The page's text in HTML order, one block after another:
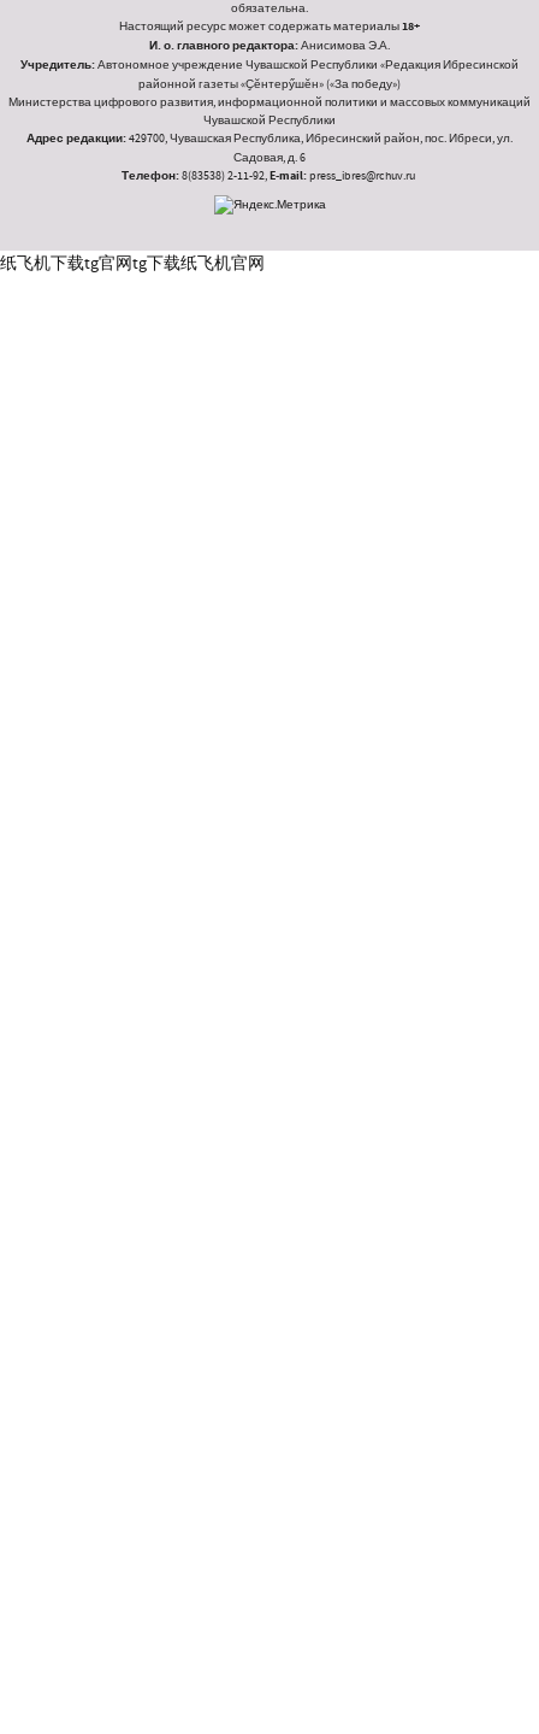
обязательна.
Настоящий ресурс может содержать материалы18+
И. о. главного редактора:Анисимова Э.А.
Учредитель:Автономное учреждение Чувашской Республики «Редакция Ибресинской
районной газеты «Ҫӗнтерӳшӗн» («За победу»)
Министерства цифрового развития, информационной политики и массовых коммуникаций
Чувашской Республики
Адрес редакции:429700, Чувашская Республика, Ибресинский район, пос. Ибреси, ул.
Садовая, д. 6
Телефон:8(83538) 2-11-92,E-mail:press_ibres@rchuv.ru
纸飞机下载tg官网tg下载纸飞机官网